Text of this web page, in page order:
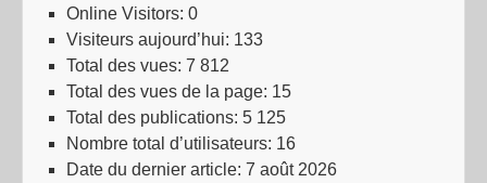
Online Visitors: 0
Visiteurs aujourd’hui: 133
Total des vues: 7 812
Total des vues de la page: 15
Total des publications: 5 125
Nombre total d’utilisateurs: 16
Date du dernier article: 7 août 2026